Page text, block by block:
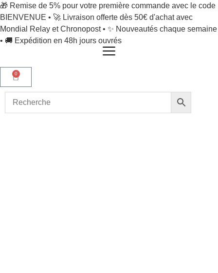
🎁 Remise de 5% pour votre première commande avec le code
BIENVENUE • 🚀 Livraison offerte dès 50€ d'achat avec
Mondial Relay et Chronopost • ✨ Nouveautés chaque semaine
• 🚚 Expédition en 48h jours ouvrés
0